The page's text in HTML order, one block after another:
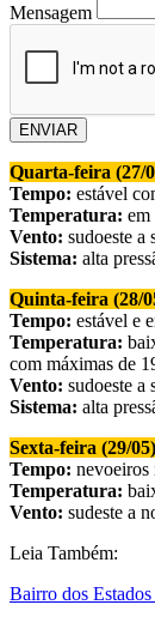
Mensagem
ENVIAR
Quarta-feira (27/
Tempo: estável
Temperatura: em
Vento: sudoeste
Sistema: alta
Quinta-feira (28/
Tempo: estável e
Temperatura:
com máximas de
Vento: sudoeste a
Sistema: alta
Sexta-feira (29/
Tempo: nevoeiros
Temperatura:
Vento: sudeste a
Leia Também:
Bairro dos